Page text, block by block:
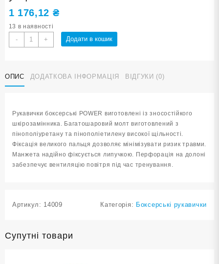
1 176,12 ₴
13 в наявності
-
Рукавички
боксерські
14
унцій
+ Додати в кошик
ОПИС ДОДАТКОВА ІНФОРМАЦІЯ ВІДГУКИ (0)
Рукавички боксерські POWER виготовлені із зносостійкого
шкірозамінника. Багатошаровий молт виготовлений з
пінополіуретану та пінополіетилену високої щільності.
Фіксація великого пальця дозволяє мінімізувати ризик травми.
Манжета надійно фіксується липучкою. Перфорація на долоні
забезпечує вентиляцію повітря під час тренування.
Артикул: 14009 Категорія: Боксерські рукавички
Супутні товари